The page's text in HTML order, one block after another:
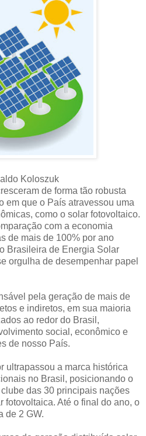
Koloszuk
de forma tão robusta
em que o País atravessou uma
como o solar fotovoltaico.
com a economia
de mais de 100% por ano
Brasileira de Energia Solar
orgulha de desempenhar papel
pela geração de mais de
e indiretos, em sua maioria
ao redor do Brasil,
social, econômico e
de nosso País.
ultrapassou a marca histórica
no Brasil, posicionando o
das 30 principais nações
fotovoltaica. Até o final do ano, o
de 2 GW.